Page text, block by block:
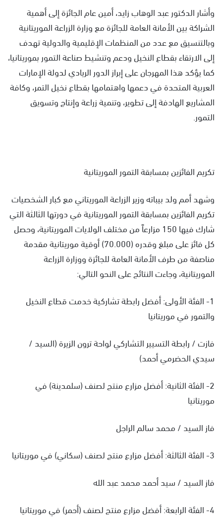
وأشار الدكتور عبد الوهاب زايد، أمين عام الجائزة إلى أهمية
الشراكة بين الأمانة العامة للجائزة مع وزارة الزراعة الموريتانية
وبالتنسيق مع عدد من المنظمات الإقليمية والدولية تهدف
إلى الارتقاء بقطاع النخيل ودعم وتنشيط صناعة التمور بموريتانيا،
كما يؤكد هذا المهرجان على إبراز الدور الريادي لدولة الإمارات
العربية المتحدة في دعمها واهتمامها بقطاع نخيل التمر، وكافة
المشاريع الهادفة إلى تطوير، وتنمية زراعة وإنتاج وتسويق
التمور.
تكريم الفائزين بمسابقة التمور الموريتانية
وشهد أمم ولد بيباته وزير الزراعة الموريتاني مع كبار الشخصيات
تكريم الفائزين بمسابقة التمور الموريتانية في دورتها الثالثة التي
شارك فيها 150 مزارعاً من مختلف الولايات الموريتانية، وحصل
كل فائز على مبلغ وقدره (70.000) أوقية موريتانية مقدمة
مناصفة من طرف الأمانة العامة للجائزة ووزارة الزراعة
الموريتانية، وجاءت النتائج على النحو التالي:
1- الفئة الأولى: أفضل رابطة تشاركية خدمت قطاع النخيل
والتمور في موريتانيا
فازت / رابطة التسيير التشاركي لواحة ترون الزيرة (السيد /
سيدي الحضرمي أحمد)
2- الفئة الثانية: أفضل مزارع منتج لصنف (سلمدينة) في
موريتانيا
فاز السيد / محمد سالم الراجل
3- الفئة الثالثة: أفضل مزارع منتج لصنف (سكاني) في موريتانيا
فاز السيد / سيد أحمد محمد عبد الله
4- الفئة الرابعة: أفضل مزارع منتج لصنف (أحمر) في موريتانيا